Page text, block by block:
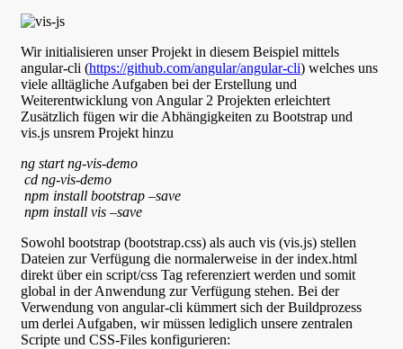
Wir initialisieren unser Projekt in diesem Beispiel mittels
angular-cli (https://github.com/angular/angular-cli) welches uns
viele alltägliche Aufgaben bei der Erstellung und
Weiterentwicklung von Angular 2 Projekten erleichtert
Zusätzlich fügen wir die Abhängigkeiten zu Bootstrap und
vis.js unsrem Projekt hinzu
ng start ng-vis-demo
cd ng-vis-demo
npm install bootstrap –save
npm install vis –save
Sowohl bootstrap (bootstrap.css) als auch vis (vis.js) stellen
Dateien zur Verfügung die normalerweise in der index.html
direkt über ein script/css Tag referenziert werden und somit
global in der Anwendung zur Verfügung stehen. Bei der
Verwendung von angular-cli kümmert sich der Buildprozess
um derlei Aufgaben, wir müssen lediglich unsere zentralen
Scripte und CSS-Files konfigurieren: